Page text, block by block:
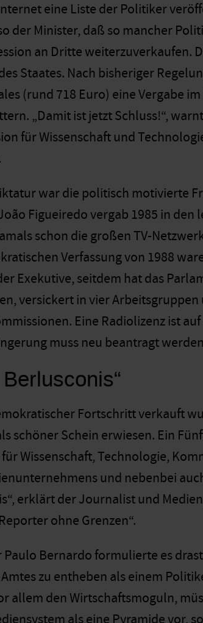
eine Liste der Politiker
der Minister, daß so mancher
an Dritte weiterzuverkaufen.
Staates. Nach bisheriger
(rund 718 Euro) eine Vergabe
„Damit ist jetzt Schluss!“,
für Wissenschaft und
war die politisch motivierte
Figueiredo vergab 1985 in
schon die großen TV-
Verfassung von 1988
Exekutive, seitdem hat das
versickert in vier
Eine Radiolizenz ist
muss neu beantragt
Fortschritt verkauft
schöner Schein erwiesen. Ein
Wissenschaft, Technologie,
und nebenbei
erklärt der Journalist und
ohne Grenzen“.
Bernardo formulierte es
zu entheben als einem
allem den Wirtschaftsmoguln,